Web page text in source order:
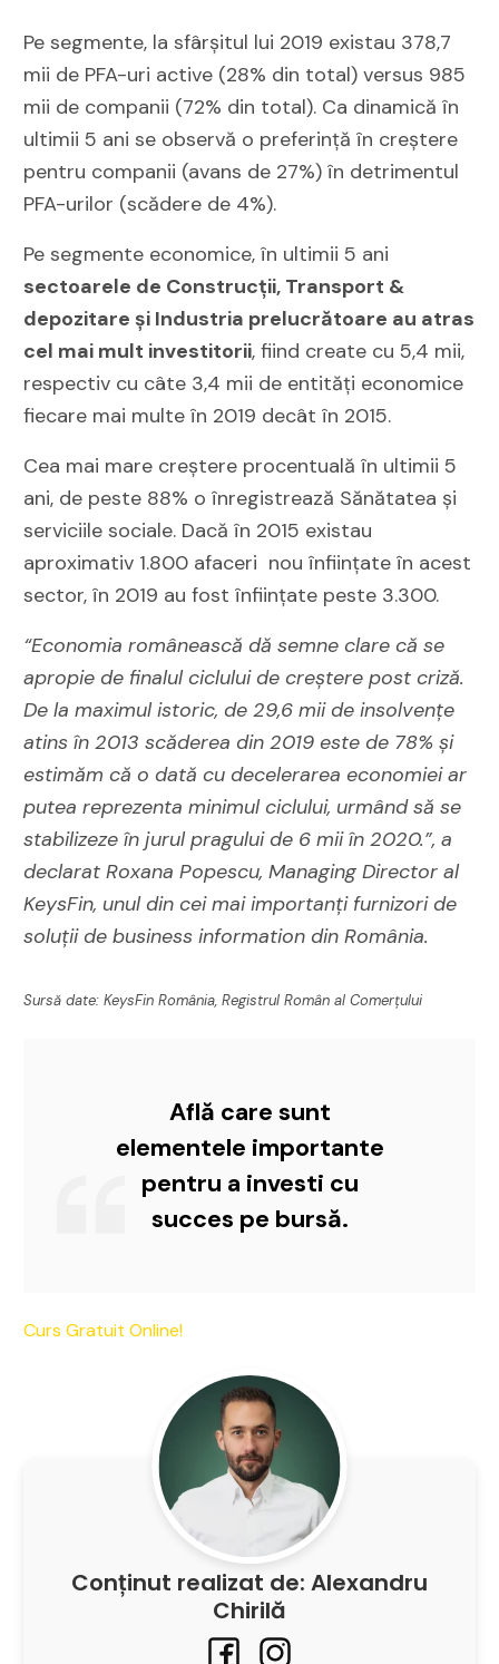
Pe segmente, la sfârșitul lui 2019 existau 378,7
mii de PFA-uri active (28% din total) versus 985
mii de companii (72% din total). Ca dinamică în
ultimii 5 ani se observă o preferință în creștere
pentru companii (avans de 27%) în detrimentul
PFA-urilor (scădere de 4%).
Pe segmente economice, în ultimii 5 ani
sectoarele de Construcții, Transport &
depozitare și Industria prelucrătoare au atras
cel mai mult investitorii, fiind create cu 5,4 mii,
respectiv cu câte 3,4 mii de entități economice
fiecare mai multe în 2019 decât în 2015.
Cea mai mare creștere procentuală în ultimii 5
ani, de peste 88% o înregistrează Sănătatea și
serviciile sociale. Dacă în 2015 existau
aproximativ 1.800 afaceri nou înființate în acest
sector, în 2019 au fost înființate peste 3.300.
“Economia românească dă semne clare că se
apropie de finalul ciclului de creștere post criză.
De la maximul istoric, de 29,6 mii de insolvențe
atins în 2013 scăderea din 2019 este de 78% și
estimăm că o dată cu decelerarea economiei ar
putea reprezenta minimul ciclului, urmând să se
stabilizeze în jurul pragului de 6 mii în 2020.”, a
declarat Roxana Popescu, Managing Director al
KeysFin, unul din cei mai importanți furnizori de
soluții de business information din România.
Sursă date: KeysFin România, Registrul Român al Comerțului
Află care sunt
elementele importante
pentru a investi cu
succes pe bursă.
Curs Gratuit Online!
Conținut realizat de: Alexandru
Chirilă